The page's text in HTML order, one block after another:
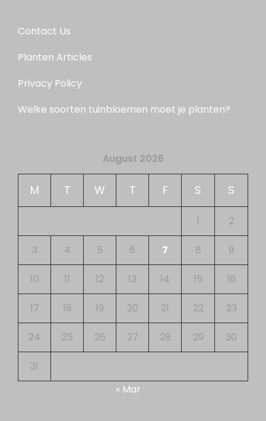
Contact Us
Planten Articles
Privacy Policy
Welke soorten tuinbloemen moet je planten?
August 2026
M T W T F S S
1 2
3 4 5 6 7 8 9
10 11 12 13 14 15 16
17 18 19 20 21 22 23
24 25 26 27 28 29 30
31
« Mar